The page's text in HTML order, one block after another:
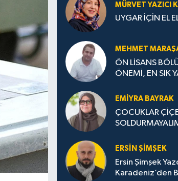
MÜRVET YAZICI
UYGAR İÇİN EL
MEHMET
ÖN LİSANS
ÖNEMİ, EN SIK
STRATEJİLERİ
EMIYRA BAYRAK
ÇOCUKLAR
ERSIN ŞIMŞEK
Ersin Şimşek
Karadeniz’den